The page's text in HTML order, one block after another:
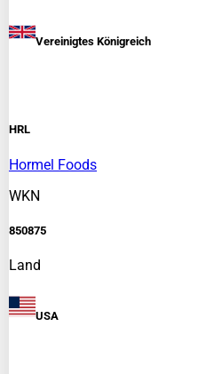
Vereinigtes Königreich
HRL
Hormel Foods
WKN
850875
Land
USA